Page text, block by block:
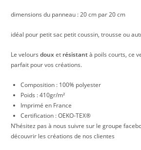
dimensions du panneau : 20 cm par 20 cm
idéal pour petit sac petit coussin, trousse ou
Le veloursdouxet résistantà poils courts, ce
parfait pour vos créations.
Composition : 100% polyester
Poids : 410gr/m²
Imprimé en France
Certification : OEKO-TEX®
N’hésitez pas à nous suivre sur le groupe
découvrir les créations de nos clientes